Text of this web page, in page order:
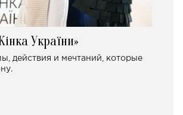
України»
действия и мечтаний, которые